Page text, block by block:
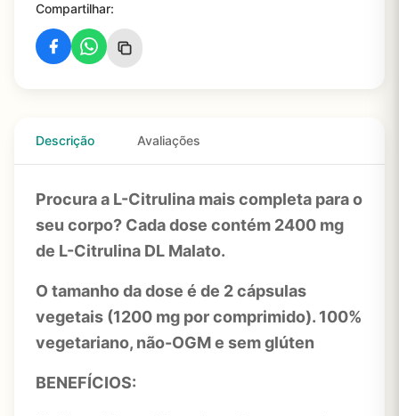
Compartilhar:
Descrição Avaliações
Procura a L-Citrulina mais completa para o
seu corpo? Cada dose contém 2400 mg
de L-Citrulina DL Malato.
O tamanho da dose é de 2 cápsulas
vegetais (1200 mg por comprimido). 100%
vegetariano, não-OGM e sem glúten
BENEFÍCIOS: